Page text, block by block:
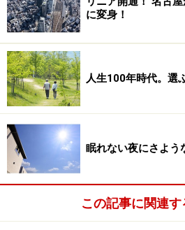
（この記事は2008年8月公開の
もとに再構成したものです）
※記事内容は執筆時点のものです。最
い。
に変身！
人生100年時代。選
眠れない夜にさよう
この記事に関連す